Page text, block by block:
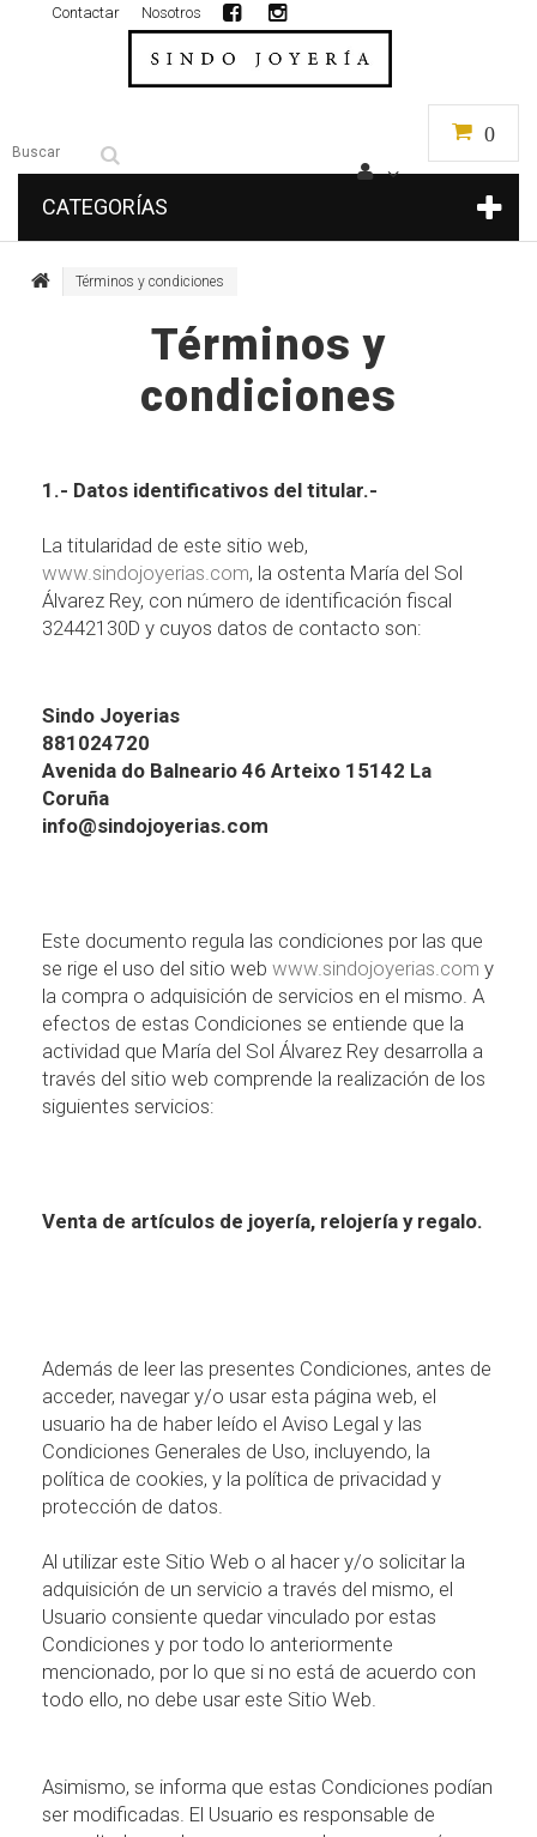
0
Nosotros
Contactar
CATEGORÍAS
Términos y condiciones
Términos y
condiciones
1.- Datos identificativos del titular.-
La titularidad de este sitio web,
www.sindojoyerias.com, la ostenta María del Sol
Álvarez Rey, con número de identificación fiscal
32442130D y cuyos datos de contacto son:
Sindo Joyerias
881024720
Avenida do Balneario 46 Arteixo 15142 La
Coruña
info@sindojoyerias.com
Este documento regula las condiciones por las que
se rige el uso del sitio web www.sindojoyerias.com y
la compra o adquisición de servicios en el mismo. A
efectos de estas Condiciones se entiende que la
actividad que María del Sol Álvarez Rey desarrolla a
través del sitio web comprende la realización de los
siguientes servicios:
Venta de artículos de joyería, relojería y regalo.
Además de leer las presentes Condiciones, antes de
acceder, navegar y/o usar esta página web, el
usuario ha de haber leído el Aviso Legal y las
Condiciones Generales de Uso, incluyendo, la
política de cookies, y la política de privacidad y
protección de datos.
Al utilizar este Sitio Web o al hacer y/o solicitar la
adquisición de un servicio a través del mismo, el
Usuario consiente quedar vinculado por estas
Condiciones y por todo lo anteriormente
mencionado, por lo que si no está de acuerdo con
todo ello, no debe usar este Sitio Web.
Asimismo, se informa que estas Condiciones podían
ser modificadas. El Usuario es responsable de